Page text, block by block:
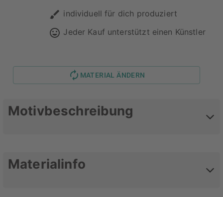
individuell für dich produziert
Jeder Kauf unterstützt einen Künstler
MATERIAL ÄNDERN
Motivbeschreibung
Materialinfo